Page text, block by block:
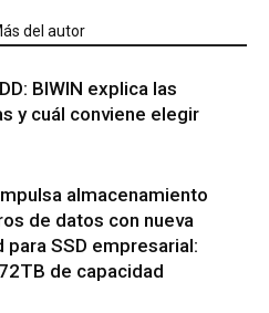
del autor
BIWIN explica las
y cuál conviene elegir
almacenamiento
de datos con nueva
para SSD empresarial:
de capacidad